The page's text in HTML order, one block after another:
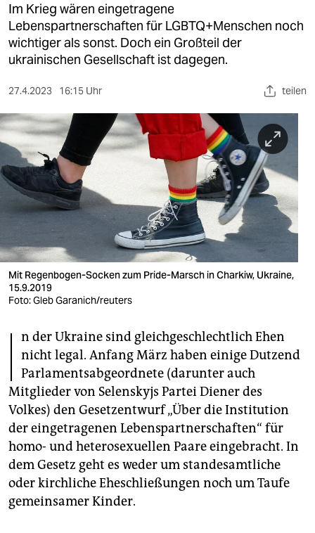
sport
berlin
nord
wahrheit
verlag
verlag
veranstaltungen
shop
fragen & hilfe
unterstützen
abo
epaper login
Im Krieg wären eingetragene
Lebenspartnerschaften für LGBTQ+Menschen noch
wichtiger als sonst. Doch ein Großteil der
ukrainischen Gesellschaft ist dagegen.
27.4.2023 16:15 Uhr teilen
Mit Regenbogen-Socken zum Pride-Marsch in Charkiw, Ukraine,
15.9.2019
Foto: Gleb Garanich/reuters
I n der Ukraine sind gleichgeschlechtlich Ehen
nicht legal. Anfang März haben einige Dutzend
Parlamentsabgeordnete (darunter auch
Mitglieder von Selenskyjs Partei Diener des
Volkes) den Gesetzentwurf „Über die Institution
der eingetragenen Lebenspartnerschaften“ für
homo- und heterosexuellen Paare eingebracht. In
dem Gesetz geht es weder um standesamtliche
oder kirchliche Eheschließungen noch um Taufe
gemeinsamer Kinder.